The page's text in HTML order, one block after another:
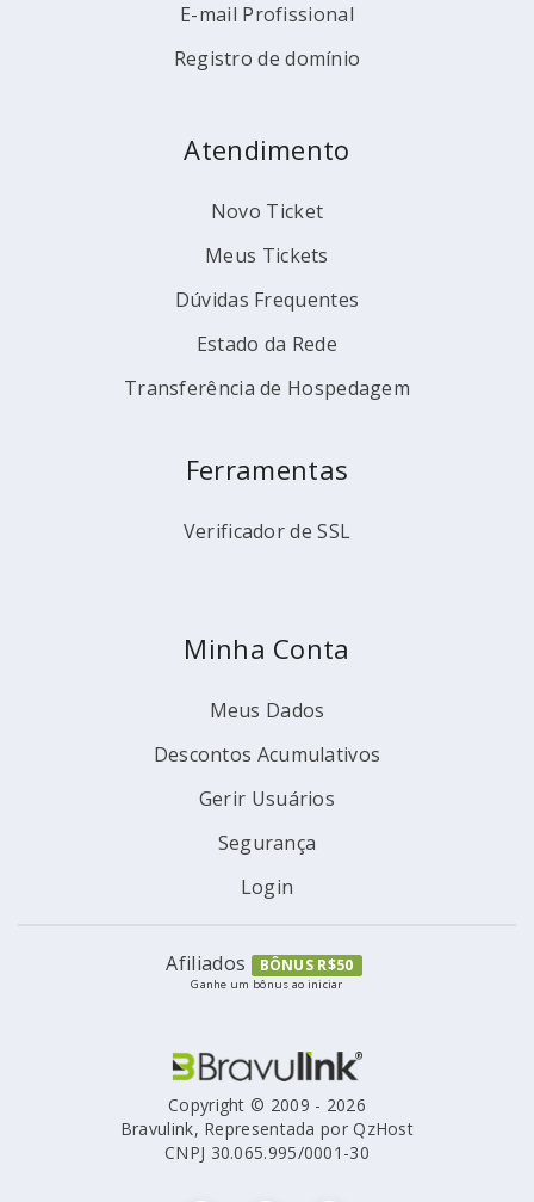
E-mail Profissional
Registro de domínio
Atendimento
Novo Ticket
Meus Tickets
Dúvidas Frequentes
Estado da Rede
Transferência de Hospedagem
Ferramentas
Verificador de SSL
Minha Conta
Meus Dados
Descontos Acumulativos
Gerir Usuários
Segurança
Login
Afiliados BÔNUS R$50
Ganhe um bônus ao iniciar
Copyright © 2009 - 2026
Bravulink, Representada por QzHost
CNPJ 30.065.995/0001-30